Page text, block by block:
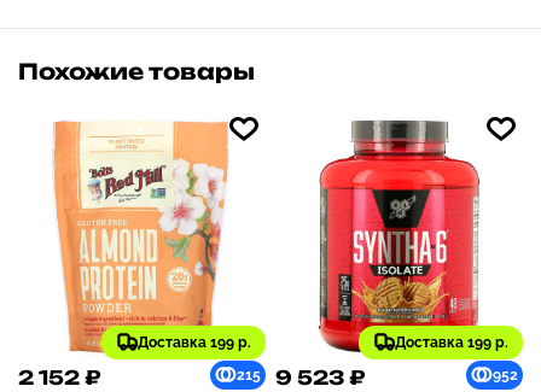
Похожие товары
Доставка 199 р.
2 152 ₽ 215
Доставка 199 р.
9 523 ₽ 952